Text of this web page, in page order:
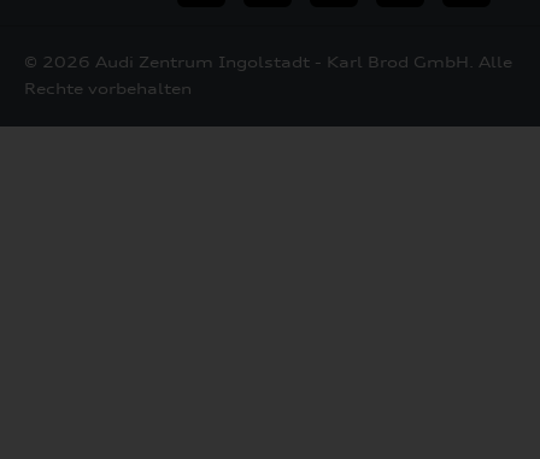
© 2026 Audi Zentrum Ingolstadt - Karl Brod GmbH. Alle
Rechte vorbehalten